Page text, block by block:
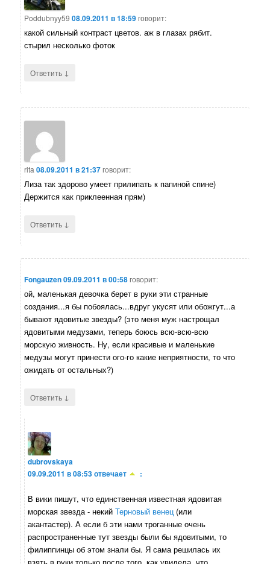
Poddubnyy59 08.09.2011 в 18:59говорит:
какой сильный контраст цветов. аж в глазах рябит.
стырил несколько фоток
Ответить ↓
rita 08.09.2011 в 21:37говорит:
Лиза так здорово умеет прилипать к папиной спине)
Держится как приклеенная прям)
Ответить ↓
Fongauzen09.09.2011 в 00:58говорит:
ой, маленькая девочка берет в руки эти странные
создания...я бы побоялась...вдруг укусят или обожгут...а
бывают ядовитые звезды? (это меня муж настрощал
ядовитыми медузами, теперь боюсь всю-всю-всю
морскую живность. Ну, если красивые и маленькие
медузы могут принести ого-го какие неприятности, то что
ожидать от остальных?)
Ответить ↓
dubrovskaya
09.09.2011 в 08:53отвечает :
В вики пишут, что единственная известная ядовитая
морская звезда - некийТерновый венец (или
акантастер). А если б эти нами троганные очень
распространенные тут звезды были бы ядовитыми, то
филиппинцы об этом знали бы. Я сама решилась их
взять в руки только после того, как увидела, что